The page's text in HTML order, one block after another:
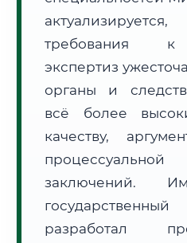
Расчет логистики оригиналов:
• Экспресс-доставка СДЭК / Почтой:
требования к
экспертиз
органы и
всё более
качеству,
процессуальной
заключений.
разработал